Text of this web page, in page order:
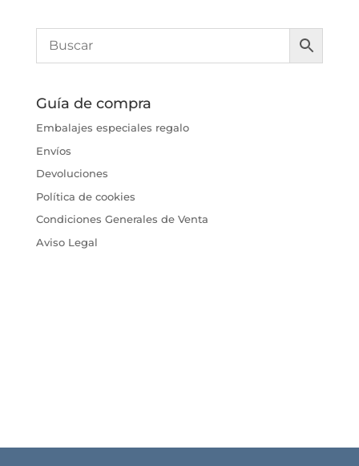
Guía de compra
Embalajes especiales regalo
Envíos
Devoluciones
Política de cookies
Condiciones Generales de Venta
Aviso Legal